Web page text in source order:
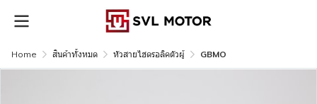
Home สินค้าทั้งหมด หัวสายไฮดรอลิคตัวผู้ GBMO